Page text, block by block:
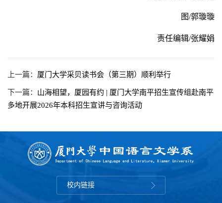
图/郭璇璇
责任编辑/张耀娟
上一篇： 厦门大学采贝读书会（第三期）顺利举行
下一篇： 山海相望，厦园有约 | 厦门大学南平招生宣传组赴南平
多地开展2026年本科招生宣讲与咨询活动
校内链接